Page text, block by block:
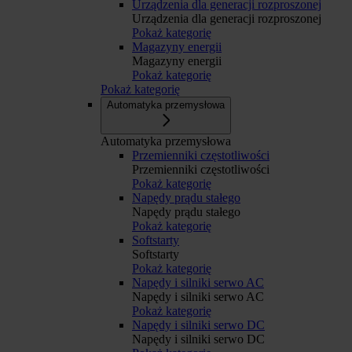
Urządzenia dla generacji rozproszonej
Urządzenia dla generacji rozproszonej
Pokaż kategorię
Magazyny energii
Magazyny energii
Pokaż kategorię
Pokaż kategorię
Automatyka przemysłowa
Automatyka przemysłowa
Przemienniki częstotliwości
Przemienniki częstotliwości
Pokaż kategorię
Napędy prądu stałego
Napędy prądu stałego
Pokaż kategorię
Softstarty
Softstarty
Pokaż kategorię
Napędy i silniki serwo AC
Napędy i silniki serwo AC
Pokaż kategorię
Napędy i silniki serwo DC
Napędy i silniki serwo DC